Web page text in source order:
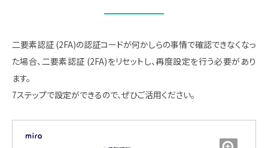
二要素認証 (2FA)の認証コードが何かしらの事情で確認できなくなっ
た場合、二要素認証 (2FA)をリセットし、再度設定を行う必要があり
ます。
7ステップで設定ができるので、ぜひご活用ください。